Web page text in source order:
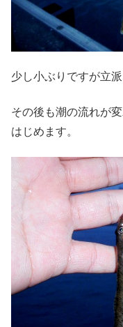
少し小ぶりですが立
その後も潮の流れが
はじめます。